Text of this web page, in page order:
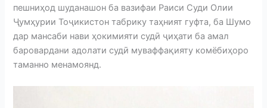
пешниҳод шуданашон ба вазифаи Раиси Суди Олии
Ҷумҳурии Тоҷикистон табрику таҳният гуфта, ба Шумо
дар мансаби нави ҳокимияти судӣ ҷиҳати ба амал
баровардани адолати судӣ муваффақияту комёбиҳоро
таманно менамоянд.